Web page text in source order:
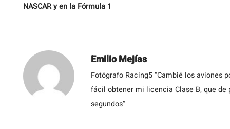
NASCAR y en la Fórmula 1
Emilio Mejías
Fotógrafo Racing5 “Cambié los aviones
fácil obtener mi licencia Clase B, que
segundos”